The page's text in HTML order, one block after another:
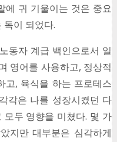
에 귀 기울이는 것은 중요
독이 되었다.
노동자 계급 백인으로서 일
영어를 사용하고, 정상적
고, 육식을 하는 프로테스
각은 나를 성장시켰던 다
두 영향을 미쳤다. 몇 가
지만 대부분은 심각하게